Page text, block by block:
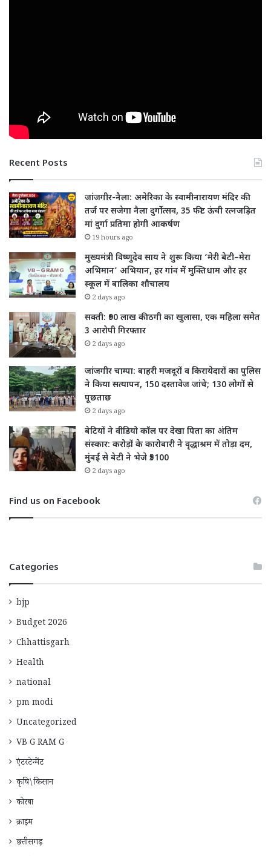
Recent Posts
जांजगीर-नैला: अमेरिका के स्वामीनारायण मंदिर की
तर्ज पर सजेगा नैला दुर्गोत्सव, 35 फीट ऊंची रत्नजड़ित
मां दुर्गा प्रतिमा होगी आकर्षण
19 hours ago
मुख्यमंत्री विष्णुदेव साय ने शुरू किया ‘मेरी बेटी–मेरा
अभिमान’ अभियान, हर गांव में मुक्तिधाम और हर
स्कूल में बालिका शौचालय
2 days ago
सक्ती: ₹90 लाख की ठगी का खुलासा, एक महिला समेत
3 आरोपी गिरफ्तार
2 days ago
जांजगीर चाम्पा: बाहरी मजदूरों व किरायेदारों का पुलिस
ने किया सत्यापन, 150 दस्तावेज जांचे; 130 लोगों से
पूछताछ
2 days ago
बेटियों ने वीडियो कॉल पर देखा पिता का अंतिम
संस्कार: करोड़ों के कारोबारी ने वृद्धाश्रम में तोड़ा दम,
मुंबई से बेटी ने भेजे ₹5100
2 days ago
Find us on Facebook
Categories
bjp
Budget 2026
Chhattisgarh
Health
national
pm modi
Uncategorized
VB G RAM G
एंटरटेन्मेंट
कृषि\किसान
कोरबा
क्राइम
छत्तीसगढ़